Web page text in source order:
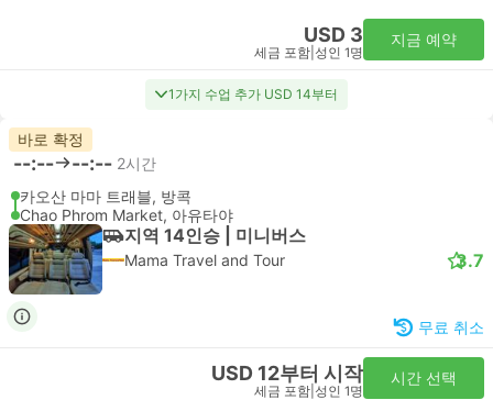
USD 3
세금 포함 성인 1명
지금 예약
1가지 수업 추가 USD 14부터
바로 확정
--:-- --:-- 2시간
카오산 마마 트래블, 방콕
Chao Phrom Market, 아유타야
지역 14인승 | 미니버스
Mama Travel and Tour 3.7
무료 취소
USD 12부터 시작
세금 포함 성인 1명
시간 선택